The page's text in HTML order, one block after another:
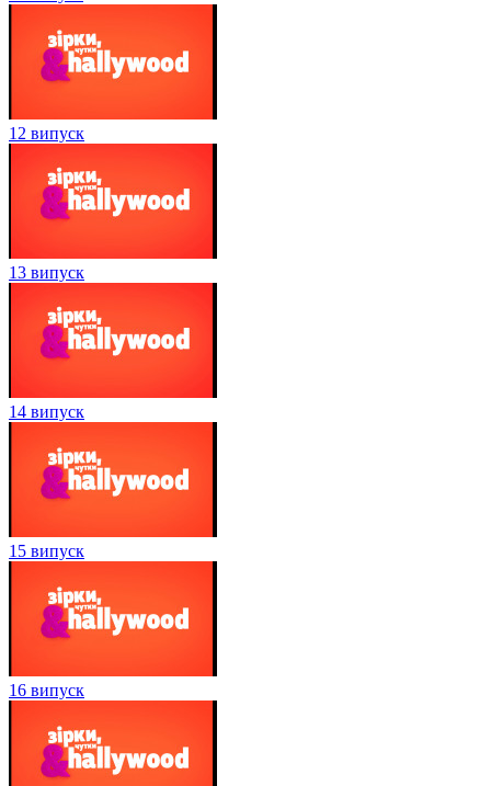
12 випуск
13 випуск
14 випуск
15 випуск
16 випуск